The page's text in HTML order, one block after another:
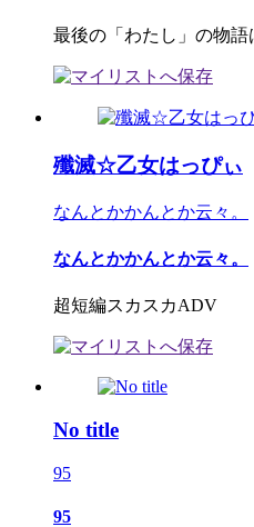
最後の「わたし」の物語
殲滅☆乙女はっぴぃ
なんとかかんとか云々。
なんとかかんとか云々。
超短編スカスカADV
No title
95
95